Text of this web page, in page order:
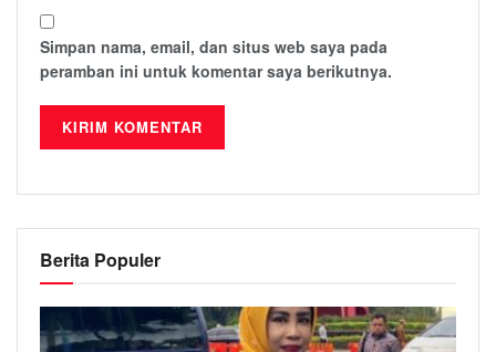
Simpan nama, email, dan situs web saya pada
peramban ini untuk komentar saya berikutnya.
Berita Populer